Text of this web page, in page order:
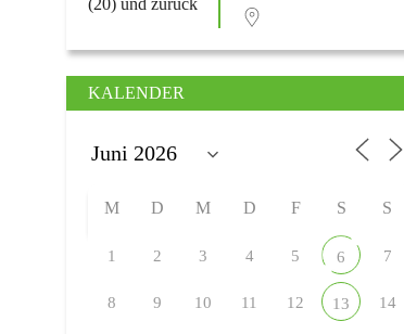
KALENDER
M D M D F S S
1 2 3 4 5 6 7
8 9 10 11 12 13 14